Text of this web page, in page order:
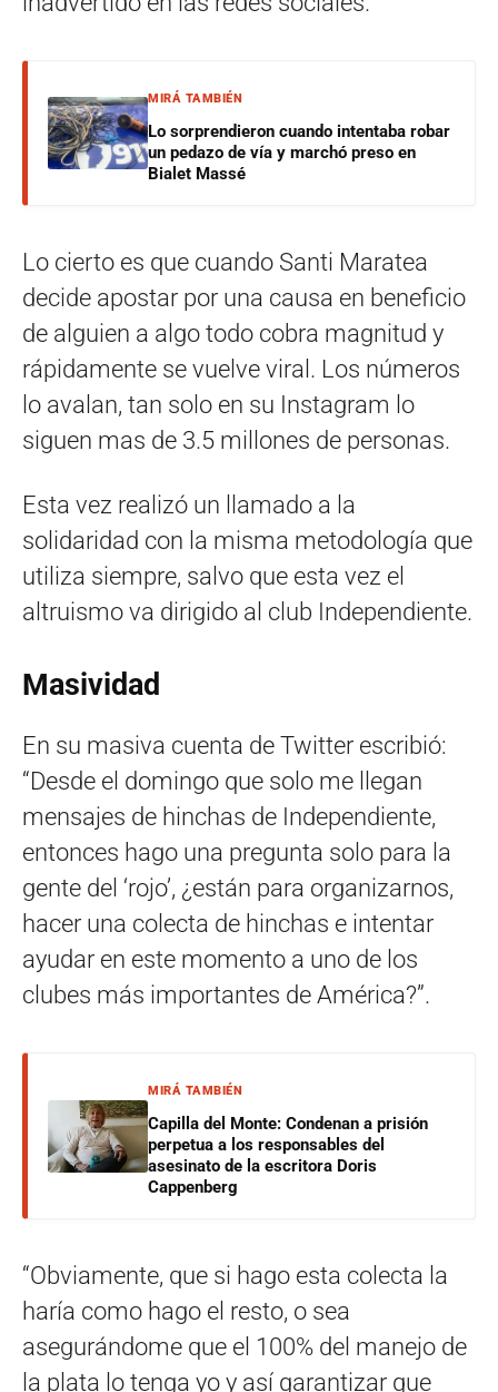
MIRÁ TAMBIÉN
Lo sorprendieron cuando intentaba robar
un pedazo de vía y marchó preso en
Bialet Massé
Lo cierto es que cuando Santi Maratea
decide apostar por una causa en beneficio
de alguien a algo todo cobra magnitud y
rápidamente se vuelve viral. Los números
lo avalan, tan solo en su Instagram lo
siguen mas de 3.5 millones de personas.
Esta vez realizó un llamado a la
solidaridad con la misma metodología que
utiliza siempre, salvo que esta vez el
altruismo va dirigido al club Independiente.
Masividad
En su masiva cuenta de Twitter escribió:
“Desde el domingo que solo me llegan
mensajes de hinchas de Independiente,
entonces hago una pregunta solo para la
gente del ‘rojo’, ¿están para organizarnos,
hacer una colecta de hinchas e intentar
ayudar en este momento a uno de los
clubes más importantes de América?”.
MIRÁ TAMBIÉN
Capilla del Monte: Condenan a prisión
perpetua a los responsables del
asesinato de la escritora Doris
Cappenberg
“Obviamente, que si hago esta colecta la
haría como hago el resto, o sea
asegurándome que el 100% del manejo de
la plata lo tenga yo y así garantizar que